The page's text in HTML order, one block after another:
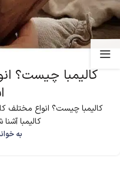
کالیمبا چیست؟
کالیمبا چیست؟ انواع مختلف
کالیمبا
به